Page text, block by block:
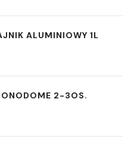
ALUMINIOWY 1L
2-3OS.